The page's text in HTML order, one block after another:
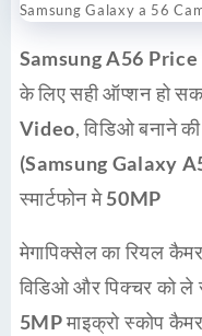
Samsung Galaxy a 56
Samsung A56
के लिए सही ऑप्शन हो
Video, विडिओ बनाने
(Samsung Galaxy
स्मार्टफोन मे50MP
मेगापिक्सेल का रियल
विडिओ और पिक्चर को
5MPमाइक्रो स्कोप